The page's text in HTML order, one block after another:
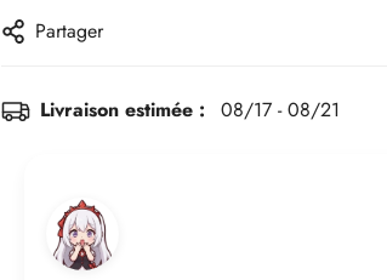
Partager
Livraison estimée : 08/17 - 08/21